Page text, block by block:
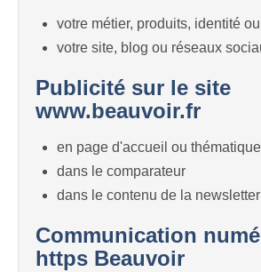
votre métier, produits, identité
votre site, blog ou réseaux
Publicité sur le site
www.beauvoir.fr
en page d'accueil ou thématique
dans le comparateur
dans le contenu de la newsletter
Communication
https Beauvoir